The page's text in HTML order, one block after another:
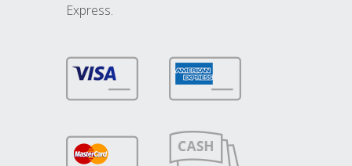
Express.